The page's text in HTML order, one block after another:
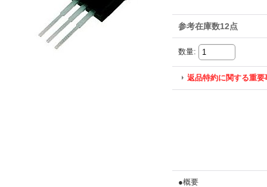
参考在庫数12点
数量:
返品特約に関する重要
●概要